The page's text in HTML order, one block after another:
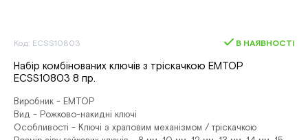
Код: ECSS10803 В НАЯВНОСТІ
Набір комбінованих ключів з тріскачкою EMTOP
ECSS10803 8 пр.
Виробник - EMTOP
Вид - Рожково-накидні ключі
Особливості - Ключі з храповим механізмом / тріскачкою